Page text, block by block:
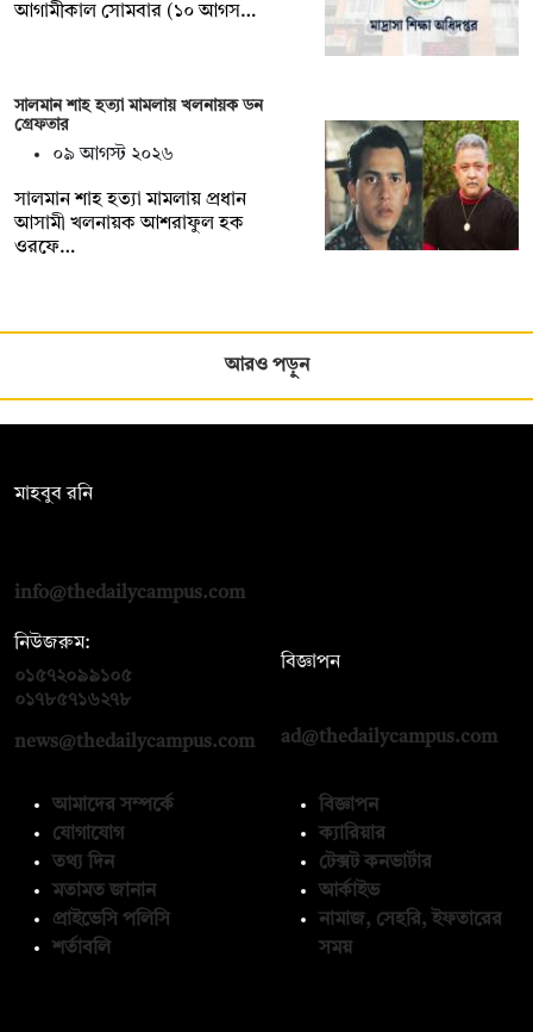
আগামীকাল সোমবার (১০ আগস…
সালমান শাহ হত্যা মামলায় খলনায়ক ডন
গ্রেফতার
০৯ আগস্ট ২০২৬
সালমান শাহ হত্যা মামলায় প্রধান
আসামী খলনায়ক আশরাফুল হক
ওরফে…
আরও পড়ুন
মাহবুব রনি
info@thedailycampus.com
নিউজরুম:
০১৫৭২০৯৯১০৫
০১৭৮৫৭১৬২৭৮
news@thedailycampus.com
বিজ্ঞাপন
ad@thedailycampus.com
আমাদের সম্পর্কে
যোগাযোগ
তথ্য দিন
মতামত জানান
প্রাইভেসি পলিসি
শর্তাবলি
বিজ্ঞাপন
ক্যারিয়ার
টেক্সট কনভার্টার
আর্কাইভ
নামাজ, সেহরি, ইফতারের
সময়